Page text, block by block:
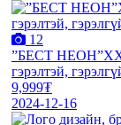
12
”БЕСТ НЕОН”ХХК
гэрэлтэй,
9,999₮
2024-12-16